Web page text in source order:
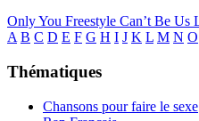
Only You Freestyle Can’t Be Us
A B C D E F G H I J K L M N O
Thématiques
Chansons pour faire le sexe